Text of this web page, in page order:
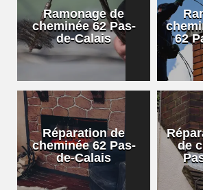
Ramonage de
cheminée 62 Pas-
de-Calais
62
Réparation de
cheminée 62 Pas-
de-Calais
de